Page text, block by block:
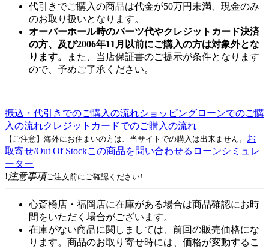
代引きでご購入の商品は代金が50万円未満、現金のみ
のお取り扱いとなります。
オーバーホール時のパーツ代やクレジットカード決済
の方、及び2006年11月以前にご購入の方は対象外とな
ります。
また、当店保証書のご提示が条件となります
ので、予めご了承ください。
振込・代引きでのご購入の流れショッピングローンでのご購
入の流れクレジットカードでのご購入の流れ
【ご注意】海外にお住まいの方は、当サイトでの購入は出来ません。 お
取寄せ/Out Of Stockこの商品を問い合わせる ローンシミュレ
ーター
!注意事項ご注文前にご確認ください!
心斎橋店・福岡店に在庫がある場合は商品確認にお時
間をいただく場合がございます。
在庫がない商品に関しましては、前回の販売価格にな
ります。商品のお取り寄せ時には、価格が変動するこ